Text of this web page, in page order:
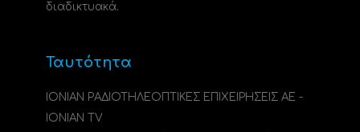
διαδικτυακά.
Ταυτότητα
ΙΟΝΙΑΝ ΡΑΔΙΟΤΗΛΕΟΠΤΙΚΕΣ ΕΠΙΧΕΙΡΗΣΕΙΣ ΑΕ -
IONIAN TV